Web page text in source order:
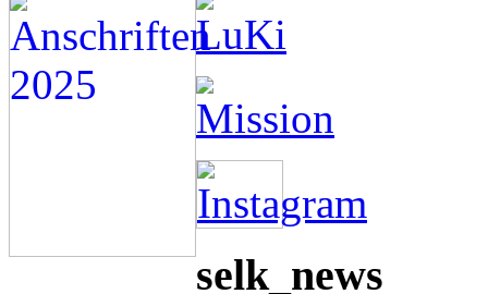
selk_news